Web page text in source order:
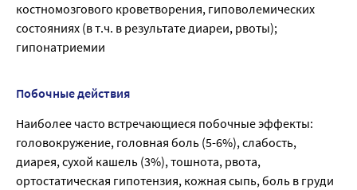
костномозгового кроветворения, гиповолемических
состояниях (в т.ч. в результате диареи, рвоты);
гипонатриемии
Побочные действия
Наиболее часто встречающиеся побочные эффекты:
головокружение, головная боль (5-6%), слабость,
диарея, сухой кашель (3%), тошнота, рвота,
ортостатическая гипотензия, кожная сыпь, боль в груди